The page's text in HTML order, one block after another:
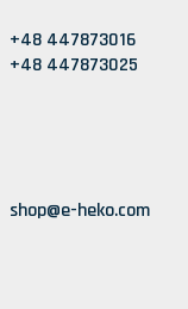
+48 447873016
+48 447873025
shop@e-heko.com